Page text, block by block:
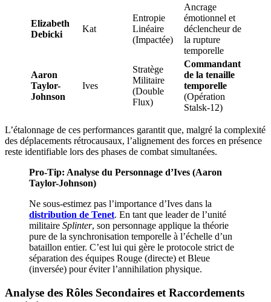
Elizabeth
Debicki
Kat
Entropie
Linéaire
(Impactée)
Ancrage
émotionnel et
déclencheur de
la rupture
temporelle
Aaron
Taylor-
Johnson
Ives
Stratège
Militaire
(Double
Flux)
Commandant
de la tenaille
temporelle
(Opération
Stalsk-12)
L’étalonnage de ces performances garantit que, malgré la complexité
des déplacements rétrocausaux, l’alignement des forces en présence
reste identifiable lors des phases de combat simultanées.
Pro-Tip: Analyse du Personnage d’Ives (Aaron
Taylor-Johnson)
Ne sous-estimez pas l’importance d’Ives dans la
distribution de Tenet. En tant que leader de l’unité
militaire Splinter, son personnage applique la théorie
pure de la synchronisation temporelle à l’échelle d’un
bataillon entier. C’est lui qui gère le protocole strict de
séparation des équipes Rouge (directe) et Bleue
(inversée) pour éviter l’annihilation physique.
Analyse des Rôles Secondaires et Raccordements